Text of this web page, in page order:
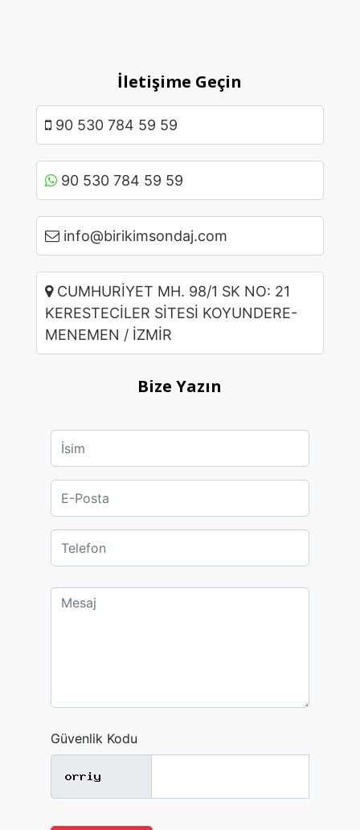
İletişime Geçin
90 530 784 59 59
90 530 784 59 59
info@birikimsondaj.com
CUMHURİYET MH. 98/1 SK NO: 21
KERESTECİLER SİTESİ KOYUNDERE-
MENEMEN / İZMİR
Bize Yazın
Güvenlik Kodu